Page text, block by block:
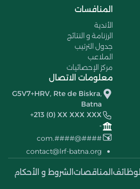
المنافسات
الأندية
الرزنامة و النتائج
جدول الترتيب
الملاعب
مركز الإحصائيات
معلومات الاتصال
G5V7+HRV, Rte de Biskra,
Batna
+213 (0) XX XXX XXX
-
####@####.com
contact@lrf-batna.org
الوظائف المناقصات الشروط و الأحكام